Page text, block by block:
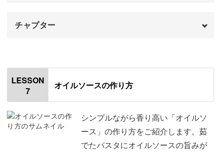
チャプター
はじめに
使用材料
食材を切る 02:06
にんにくとたまねぎを炒める 03:55
LESSON
7
オイルソースの作り方
シンプルながら香り高い「オイルソ
ース」の作り方をご紹介します。茹
でたパスタにオイルソースの旨みが